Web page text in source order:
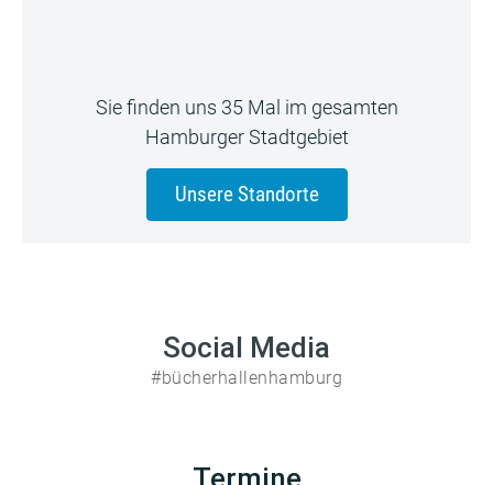
Sie finden uns 35 Mal im gesamten
Hamburger Stadtgebiet
Unsere Standorte
Social Media
#bücherhallenhamburg